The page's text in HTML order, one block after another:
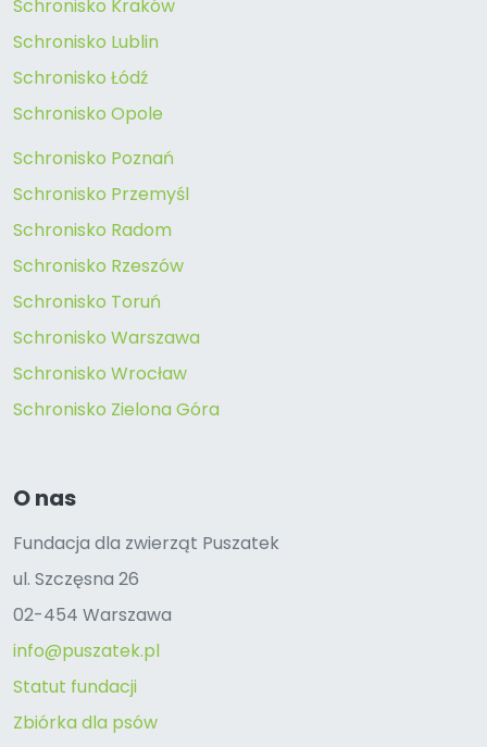
Schronisko Kraków
Schronisko Lublin
Schronisko Łódź
Schronisko Opole
Schronisko Poznań
Schronisko Przemyśl
Schronisko Radom
Schronisko Rzeszów
Schronisko Toruń
Schronisko Warszawa
Schronisko Wrocław
Schronisko Zielona Góra
O nas
Fundacja dla zwierząt Puszatek
ul. Szczęsna 26
02-454 Warszawa
info@puszatek.pl
Statut fundacji
Zbiórka dla psów